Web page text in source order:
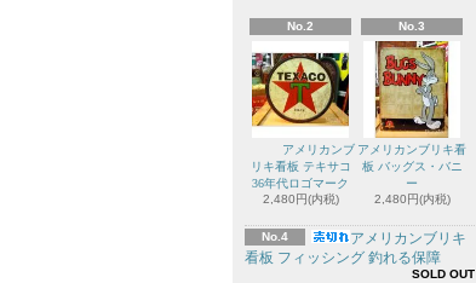
No.2
アメリカンブ
リキ看板 テキサコ
36年代ロゴマーク
2,480円(内税)
No.3
アメリカンブリキ看
板 バッグス・バニ
ー
2,480円(内税)
No.4
アメリカンブリキ
看板 フィッシング 釣れる保障
SOLD OUT